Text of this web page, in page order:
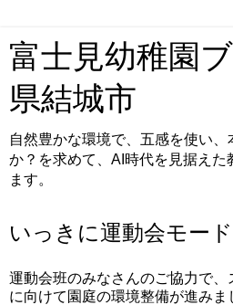
富士見幼稚園
県結城市
自然豊かな環境で、五感を使い
か？を求めて、AI時代を見据えた
ます。
いっきに運動会モー
運動会班のみなさんのご協力で
に向けて園庭の環境整備が進み